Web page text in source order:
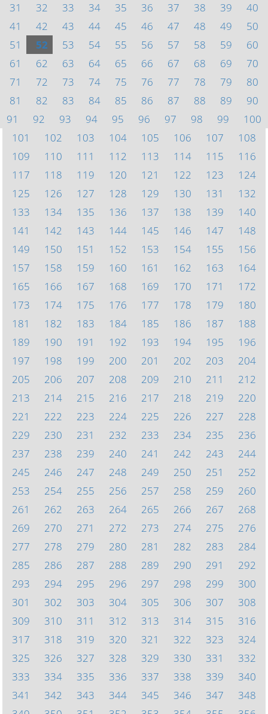
31
32 33 34 35 36 37 38 39
40
41
42 43 44 45 46 47 48 49
50
51
52 53 54 55 56 57 58 59
60
61
62 63 64 65 66 67 68 69
70
71
72 73 74 75 76 77 78 79
80
81
82 83 84 85 86 87 88 89
90
91
92 93 94 95 96 97 98 99
100
101
102 103 104 105 106 107
108
109
110 111 112 113 114 115
116
117
118 119 120 121 122 123
124
125
126 127 128 129 130 131
132
133
134 135 136 137 138 139
140
141
142 143 144 145 146 147
148
149
150 151 152 153 154 155
156
157
158 159 160 161 162 163
164
165
166 167 168 169 170 171
172
173
174 175 176 177 178 179
180
181
182 183 184 185 186 187
188
189
190 191 192 193 194 195
196
197
198 199 200 201 202 203
204
205
206 207 208 209 210 211
212
213
214 215 216 217 218 219
220
221
222 223 224 225 226 227
228
229
230 231 232 233 234 235
236
237
238 239 240 241 242 243
244
245
246 247 248 249 250 251
252
253
254 255 256 257 258 259
260
261
262 263 264 265 266 267
268
269
270 271 272 273 274 275
276
277
278 279 280 281 282 283
284
285
286 287 288 289 290 291
292
293
294 295 296 297 298 299
300
301
302 303 304 305 306 307
308
309
310 311 312 313 314 315
316
317
318 319 320 321 322 323
324
325
326 327 328 329 330 331
332
333
334 335 336 337 338 339
340
341
342 343 344 345 346 347
348